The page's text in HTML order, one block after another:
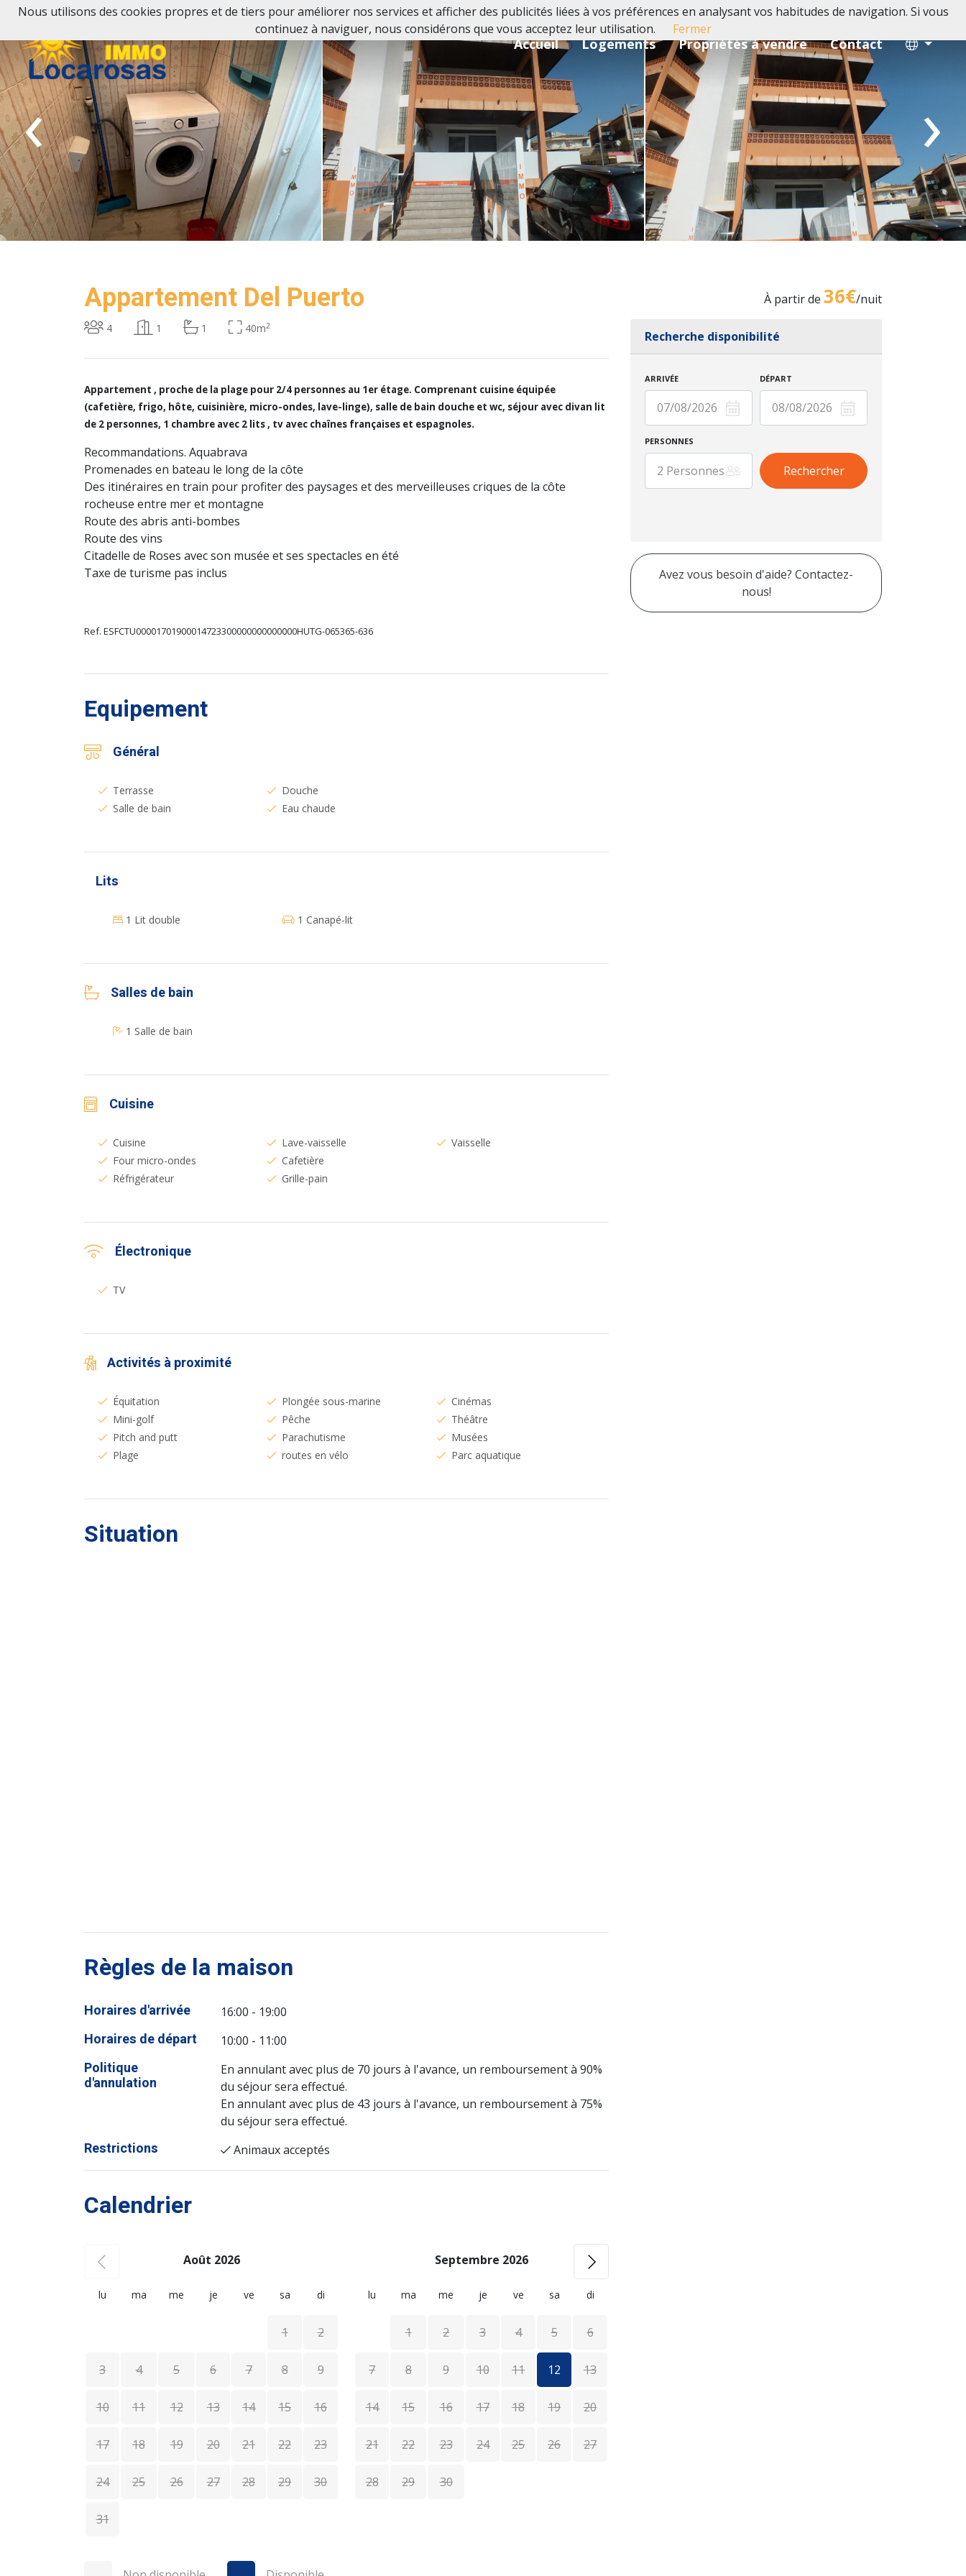
Accueil Logements Propriétés à vendre Contact
‹ ›
Appartement Del Puerto À partir de 36€/nuit
Recherche disponibilité
ARRIVÉE DÉPART
PERSONNES
Avez vous besoin d'aide? Contactez-
nous!
4 1 1 40m2
Appartement , proche de la plage pour 2/4 personnes au 1er étage. Comprenant cuisine équipée
(cafetière, frigo, hôte, cuisinière, micro-ondes, lave-linge), salle de bain douche et wc, séjour avec divan lit
de 2 personnes, 1 chambre avec 2 lits , tv avec chaînes françaises et espagnoles.
Recommandations. Aquabrava
Promenades en bateau le long de la côte
Des itinéraires en train pour profiter des paysages et des merveilleuses criques de la côte
rocheuse entre mer et montagne
Route des abris anti-bombes
Route des vins
Citadelle de Roses avec son musée et ses spectacles en été
Taxe de turisme pas inclus
Ref. ESFCTU00001701900014723300000000000000HUTG-065365-636
Equipement
Général
Terrasse
Salle de bain
Douche
Eau chaude
Lits
1 Lit double 1 Canapé-lit
Salles de bain
1 Salle de bain
Cuisine
Cuisine
Four micro-ondes
Réfrigérateur
Lave-vaisselle
Cafetière
Grille-pain
Vaisselle
Électronique
TV
Activités à proximité
Équitation
Mini-golf
Pitch and putt
Plage
Plongée sous-marine
Pêche
Parachutisme
routes en vélo
Cinémas
Théâtre
Musées
Parc aquatique
Situation
Règles de la maison
Horaires d'arrivée 16:00 - 19:00
Horaires de départ 10:00 - 11:00
Politique
d'annulation
En annulant avec plus de 70 jours à l'avance, un remboursement à 90%
du séjour sera effectué.
En annulant avec plus de 43 jours à l'avance, un remboursement à 75%
du séjour sera effectué.
Restrictions Animaux acceptés
Calendrier
Août 2026
lu ma me je ve sa di
1 2
3 4 5 6 7 8 9
10 11 12 13 14 15 16
17 18 19 20 21 22 23
24 25 26 27 28 29 30
31
Septembre 2026
lu ma me je ve sa di
1 2 3 4 5 6
7 8 9 10 11 12 13
14 15 16 17 18 19 20
21 22 23 24 25 26 27
28 29 30
Nous utilisons des cookies propres et de tiers pour améliorer nos services et afficher des publicités liées à vos préférences en analysant vos habitudes de navigation. Si vous
continuez à naviguer, nous considérons que vous acceptez leur utilisation.
Fermer